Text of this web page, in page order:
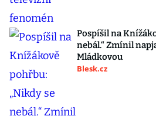
Pospíšil na
nebál.“ Zmínil
Mládkovou
Blesk.cz